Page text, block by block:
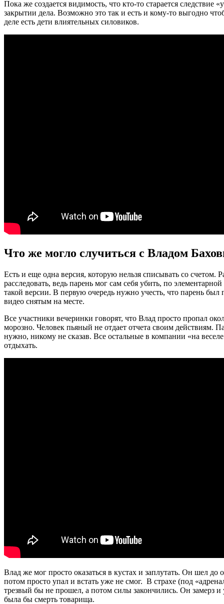
Пока же создается видимость, что кто-то старается следствие
закрытии дела. Возможно это так и есть и кому-то выгодно
деле есть дети влиятельных силовиков.
Что же могло случиться с Владом
Есть и еще одна версия, которую нельзя списывать со счетом.
расследовать, ведь парень мог сам себя убить, по
такой версии. В первую очередь нужно учесть, что парень
видео снятым на месте.
Все участники вечеринки говорят, что Влад просто пропал
морозно. Человек пьяный не отдает отчета своим действиям.
нужно, никому не сказав. Все остальные в компании «на
отдыхать.
Влад же мог просто оказаться в кустах и заплутать. Он шел до
потом просто упал и встать уже не смог. В страхе (под
трезвый бы не прошел, а потом силы закончились. Он замерз
была бы смерть товарища.